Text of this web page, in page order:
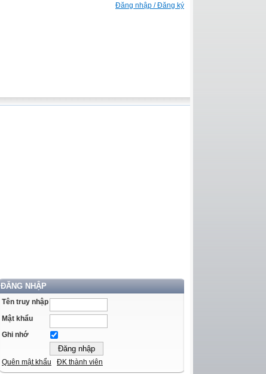
Đăng nhập / Đăng ký
ĐĂNG NHẬP
Tên truy nhập
Mật khẩu
Ghi nhớ
Quên mật khẩu ĐK thành viên